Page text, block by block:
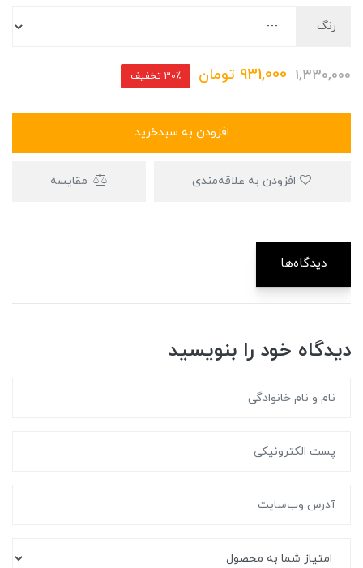
رنگ
1,330,000
931,000 تومان 30٪ تخفیف
افزودن به سبدخرید
مقایسه
دیدگاه‌ها
دیدگاه خود را بنویسید